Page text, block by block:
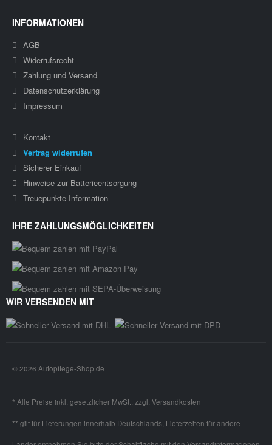
INFORMATIONEN
AGB
Widerrufsrecht
Zahlung und Versand
Datenschutzerklärung
Impressum
Kontakt
Vertrag widerrufen
Sicherer Einkauf
Hinweise zur Batterieentsorgung
Treuepunkte-Information
IHRE ZAHLUNGSMÖGLICHKEITEN
WIR VERSENDEN MIT
* Alle Preise inkl. gesetzlicher MwSt., zzgl. Versandkosten
** gilt für Lieferungen innerhalb Deutschlands, Lieferzeiten für andere
© 2026 Autopflege-Shop.de